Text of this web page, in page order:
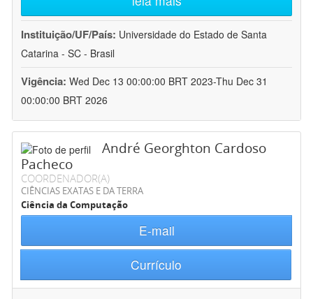
Instituição/UF/País: Universidade do Estado de Santa
Catarina - SC - Brasil
Vigência: Wed Dec 13 00:00:00 BRT 2023-Thu Dec 31
00:00:00 BRT 2026
André Georghton Cardoso
Pacheco
COORDENADOR(A)
CIÊNCIAS EXATAS E DA TERRA
Ciência da Computação
E-mail
Currículo